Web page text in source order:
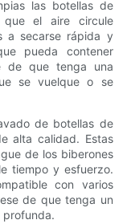
las botellas de
que el aire circule
a secarse rápida y
pueda contener
de que tenga una
se vuelque o se
de botellas de
alta calidad. Estas
de los biberones
tiempo y esfuerzo.
con varios
de que tenga un
profunda.